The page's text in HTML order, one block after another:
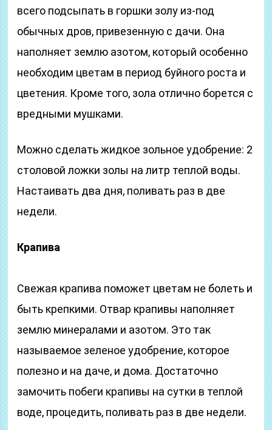
всего подсыпать в горшки золу из-под
обычных дров, привезенную с дачи. Она
наполняет землю азотом, который особенно
необходим цветам в период буйного роста и
цветения. Кроме того, зола отлично борется с
вредными мушками.
Можно сделать жидкое зольное удобрение: 2
столовой ложки золы на литр теплой воды.
Настаивать два дня, поливать раз в две
недели.
Крапива
Свежая крапива поможет цветам не болеть и
быть крепкими. Отвар крапивы наполняет
землю минералами и азотом. Это так
называемое зеленое удобрение, которое
полезно и на даче, и дома. Достаточно
замочить побеги крапивы на сутки в теплой
воде, процедить, поливать раз в две недели.